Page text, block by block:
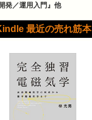
発／運用入門』他
最近の売れ筋本